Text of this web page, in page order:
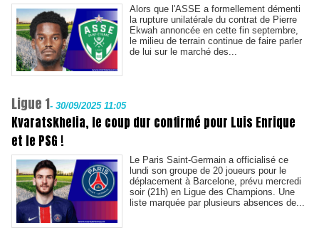
Alors que l'ASSE a formellement démenti
la rupture unilatérale du contrat de Pierre
Ekwah annoncée en cette fin septembre,
le milieu de terrain continue de faire parler
de lui sur le marché des...
Ligue 1- 30/09/2025 11:05
Kvaratskhelia, le coup dur confirmé pour Luis Enrique
et le PSG !
Le Paris Saint-Germain a officialisé ce
lundi son groupe de 20 joueurs pour le
déplacement à Barcelone, prévu mercredi
soir (21h) en Ligue des Champions. Une
liste marquée par plusieurs absences de...